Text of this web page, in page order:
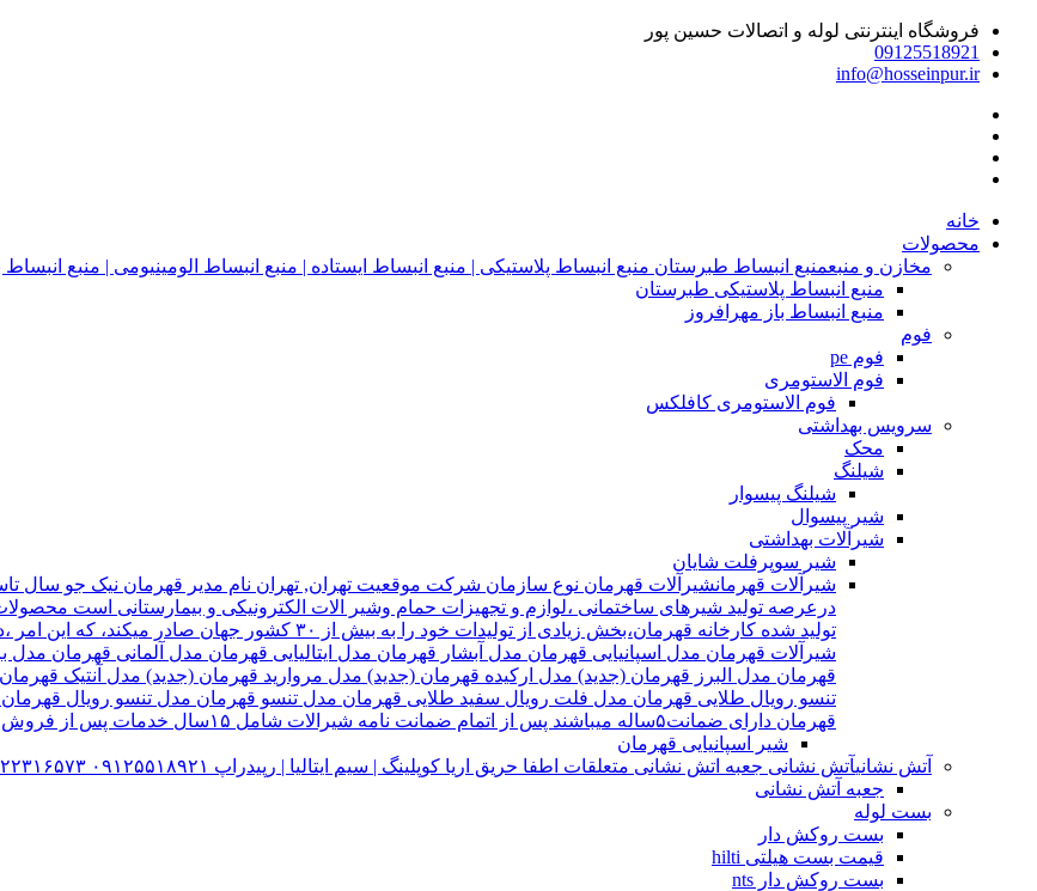
فروشگاه اینترنتی لوله و اتصالات حسین پور
09125518921
info@hosseinpur.ir
خانه
محصولات
مخازن و منبعمنبع انبساط طبرستان منبع انبساط پلاستیکی | منبع انبساط ایستاده | منبع انبساط الومینیومی | منبع انبساط بسته |
منبع انبساط پلاستیکی طبرستان
منبع انبساط باز مهرافروز
فوم
فوم pe
فوم الاستومری
فوم الاستومری کافلکس
سرویس بهداشتی
محک
شیلنگ
شیلنگ پیسوار
شیر پیسوال
شیرآلات بهداشتی
شیر سوپرفلت شایان
شیرآلات قهرمان
درعرصه تولید شیرهای ساختمانی ،لوازم و تجهیزات حمام وشیر الات الکترونیکی و بیمارستانی است
تولید شده کارخانه قهرمان،بخش زیادی از تولیدات خود را
شیرآلات قهرمان مدل اسپانیایی قهرمان مدل آبشار قهرمان مدل ایتالیایی قهرمان مدل آلمانی
قهرمان مدل البرز قهرمان (جدید) مدل ارکیده قهرمان (جدید) مدل مروارید قهرمان (جدید) مدل آنتیک
تنسو رویال طلایی قهرمان مدل فلت رویال سفید طلایی قهرمان مدل تنسو قهرمان مدل تنسو رویال
قهرمان دارای ضمانت۵ساله میباشند پس از اتمام ضمانت نامه شیرالات شامل ۱۵سال خدمات پس از فروش میشوند
شیر اسپانیایی قهرمان
آتش نشانیآتش نشانی جعبه اتش نشانی متعلقات اطفا حریق اریا کوپلینگ | سیم ایتالیا | رپیدراپ ۰۹۱۲۵۵۱۸۹۲۱ ۰۲۱۲۲۳۱۶۵۷۳
جعبه آتش نشانی
بست لوله
بست روکش دار
قیمت بست هیلتی hilti
بست روکش دار nts